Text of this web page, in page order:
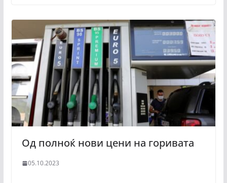
Од полноќ нови цени на горивата
05.10.2023